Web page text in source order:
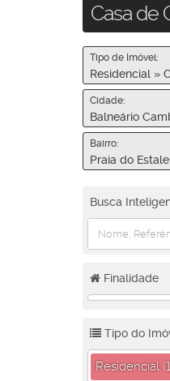
Casa de
Tipo de Imóvel:
Residencial »
Cidade:
Balneário
Bairro:
Praia do
Busca
Finalidade
Tipo do
Residencial